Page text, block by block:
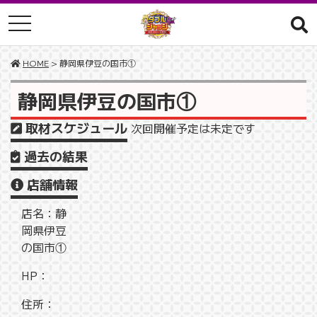
toggle navigation
HOME > 静岡県伊豆の国市①
静岡県伊豆の国市①
取材スケジュール 次回開催予定は未定です
過去の結果
店舗情報
店名：静
岡県伊豆
の国市①
HP：
住所：